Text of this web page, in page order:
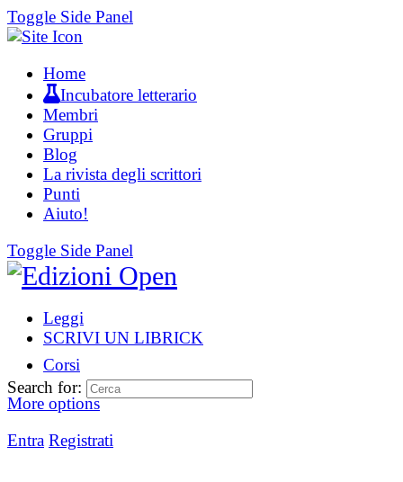
Toggle Side Panel
Home
Incubatore letterario
Membri
Gruppi
Blog
La rivista degli scrittori
Punti
Aiuto!
Toggle Side Panel
Leggi
SCRIVI UN LIBRICK
Corsi
More options
Entra Registrati
Search for: